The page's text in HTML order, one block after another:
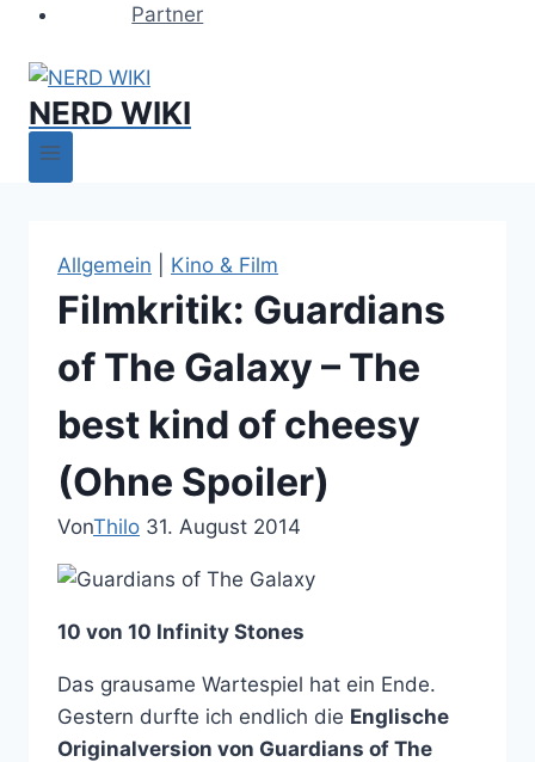
Partner
NERD WIKI
Allgemein Kino & Film
Filmkritik: Guardians
of The Galaxy – The
best kind of cheesy
(Ohne Spoiler)
VonThilo 31. August 2014
10 von 10 Infinity Stones
Das grausame Wartespiel hat ein Ende.
Gestern durfte ich endlich die Englische
Originalversion von Guardians of The